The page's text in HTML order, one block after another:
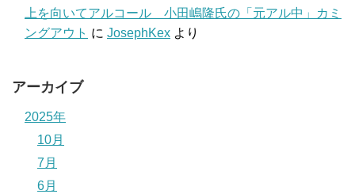
上を向いてアルコール 小田嶋隆氏の「元アル中」カミ
ングアウト に JosephKex より
アーカイブ
2025年
10月
7月
6月